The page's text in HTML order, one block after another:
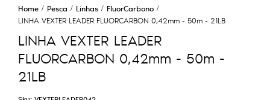
Home Pesca Linhas
FluorCarbono
LINHA VEXTER LEADER FLUORCARBON 0,42mm - 50m - 21LB
LINHA VEXTER LEADER
FLUORCARBON 0,42mm - 50m -
21LB